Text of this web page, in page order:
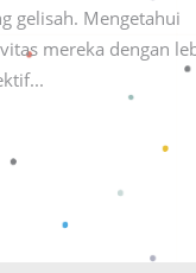
gelisah. Mengetahui
mereka dengan